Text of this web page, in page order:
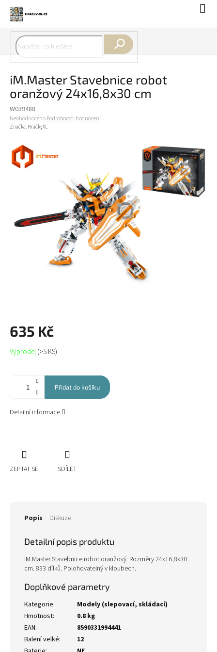
obsah
iM.Master Stavebnice robot
oranžový 24x16,8x30 cm
W039488
Průměrné
hodnocení
0,0
z
NeohodnocenoPodrobnosti hodnocení
Značka: HračkyXL
635 Kč
Měrná
cena:
Výprodej(>5 KS)
Přidat do košíku
Detailní informace
ZEPTAT SE SDÍLET
Popis Diskuze
Detailní popis produktu
iM.Master Stavebnice robot oranžový. Rozměry 24x16,8x30
cm. 833 dílků. Polohovatelný v kloubech.
Doplňkové parametry
Kategorie:
Modely (slepovací, skládací)
Hmotnost:
0.8 kg
EAN:
8590331994441
Balení velké:
12